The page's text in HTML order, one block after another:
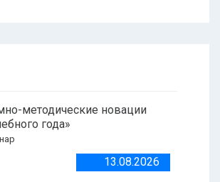
методические новации
года»
13.08.2026